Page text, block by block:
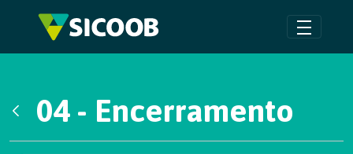
Pular para o Conteúdo principal
04 - Encerramento